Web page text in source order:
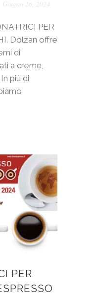
Giugno 26, 2024
PER
Dolzan offre
di
a creme,
più di
PER